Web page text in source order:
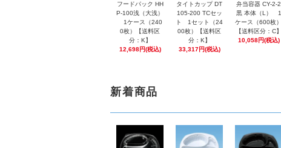
フードパック HH
P-100浅（大浅）
1ケース（240
0枚）【送料区
分：K】
12,698円(税込)
タイトカップ DT
105-200 TCセッ
ト 1セット（24
00枚）【送料区
分：K】
33,317円(税込)
弁当容器 CY-2-2
黒 本体（L） 1
ケース（600枚）
【送料区分：C】
10,058円(税込)
新着商品